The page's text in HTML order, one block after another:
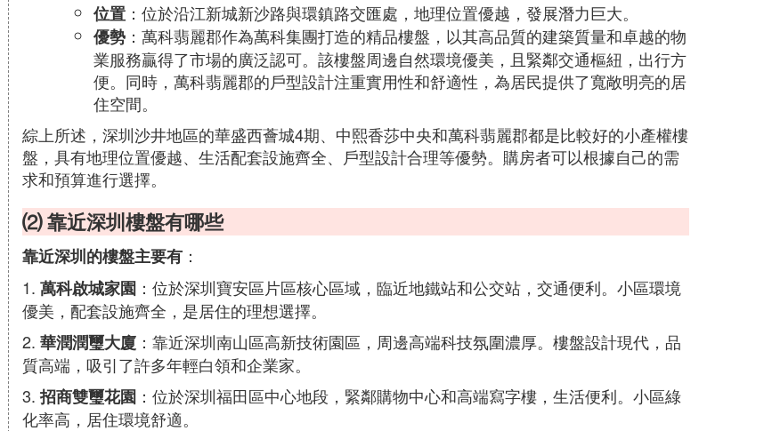
位置 ：位於沿江新城新沙路與環鎮路交匯處，地理位置優越，發展潛力巨大。
優勢 ：萬科翡麗郡作為萬科集團打造的精品樓盤，以其高品質的建築質量和卓越的物
業服務贏得了市場的廣泛認可。該樓盤周邊自然環境優美，且緊鄰交通樞紐，出行方
便。同時，萬科翡麗郡的戶型設計注重實用性和舒適性，為居民提供了寬敞明亮的居
住空間。
綜上所述，深圳沙井地區的華盛西薈城4期、中熙香莎中央和萬科翡麗郡都是比較好的小產權樓
盤，具有地理位置優越、生活配套設施齊全、戶型設計合理等優勢。購房者可以根據自己的需
求和預算進行選擇。
⑵ 靠近深圳樓盤有哪些
靠近深圳的樓盤主要有 ：
1. 萬科啟城家園 ：位於深圳寶安區片區核心區域，臨近地鐵站和公交站，交通便利。小區環境
優美，配套設施齊全，是居住的理想選擇。
2. 華潤潤璽大廈 ：靠近深圳南山區高新技術園區，周邊高端科技氛圍濃厚。樓盤設計現代，品
質高端，吸引了許多年輕白領和企業家。
3. 招商雙璽花園 ：位於深圳福田區中心地段，緊鄰購物中心和高端寫字樓，生活便利。小區綠
化率高，居住環境舒適。